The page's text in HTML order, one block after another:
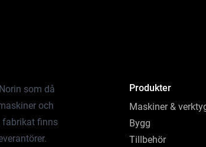
som då
och
fabrikat finns
Produkter
Maskiner &
Bygg
Tillbehör